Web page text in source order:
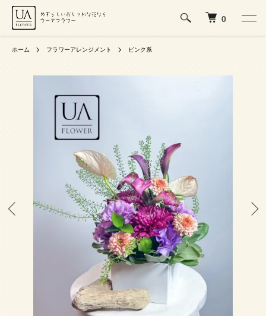
0
ホーム フラワーアレンジメント ピンク系